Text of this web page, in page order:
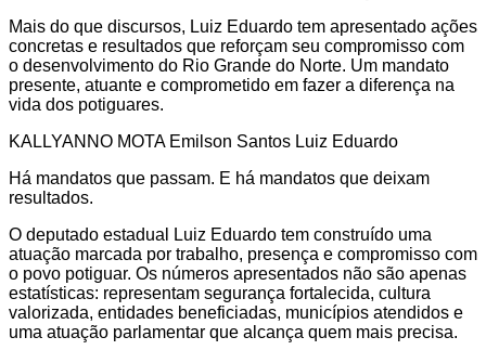
Mais do que discursos, Luiz Eduardo tem apresentado ações
concretas e resultados que reforçam seu compromisso com
o desenvolvimento do Rio Grande do Norte. Um mandato
presente, atuante e comprometido em fazer a diferença na
vida dos potiguares.
KALLYANNO MOTA Emilson Santos Luiz Eduardo
Há mandatos que passam. E há mandatos que deixam
resultados.
O deputado estadual Luiz Eduardo tem construído uma
atuação marcada por trabalho, presença e compromisso com
o povo potiguar. Os números apresentados não são apenas
estatísticas: representam segurança fortalecida, cultura
valorizada, entidades beneficiadas, municípios atendidos e
uma atuação parlamentar que alcança quem mais precisa.